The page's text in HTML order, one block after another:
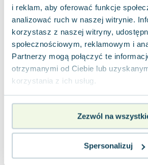
i reklam, aby oferować funkcje
analizować ruch w naszej witrynie.
korzystasz z naszej witryny,
społecznościowym, reklamowym i
Partnerzy mogą połączyć te
otrzymanymi od Ciebie lub
korzystania z ich usług.
Zezwól na
Spersonalizuj
Wyobraźcie sobie wieczory
Jerzy Stuhr snuje bajki,
Marianna, jak i Maciej Stuhr,
0.0
Twarda
Pakujemy jutro
Używana
Wyprzedaż
3.62zł dobry
34.90złtaniej o31.28zł
Mando,2023 | Jerzy Stuhr,
polski aktor, w szczerej
osobiste zmagania, życie w
0.0